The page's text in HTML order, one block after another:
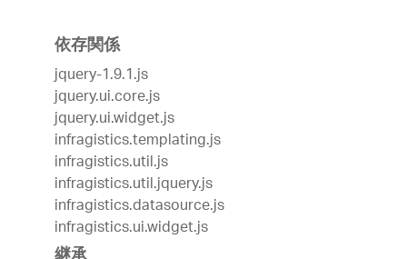
依存関係
jquery-1.9.1.js
jquery.ui.core.js
jquery.ui.widget.js
infragistics.templating.js
infragistics.util.js
infragistics.util.jquery.js
infragistics.datasource.js
infragistics.ui.widget.js